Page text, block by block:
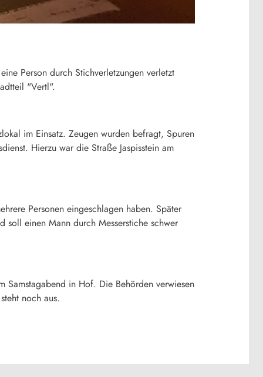
Person durch Stichverletzungen verletzt
"Vertl".
im Einsatz. Zeugen wurden befragt, Spuren
Hierzu war die Straße Jaspisstein am
Personen eingeschlagen haben. Später
soll einen Mann durch Messerstiche schwer
Samstagabend in Hof. Die Behörden verwiesen
noch aus.